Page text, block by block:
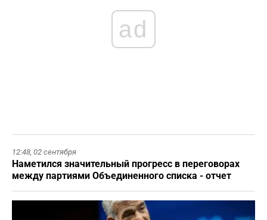
ad
12:48, 02 сентября
Наметился значительный прогресс в переговорах
между партиями Объединенного списка - отчет